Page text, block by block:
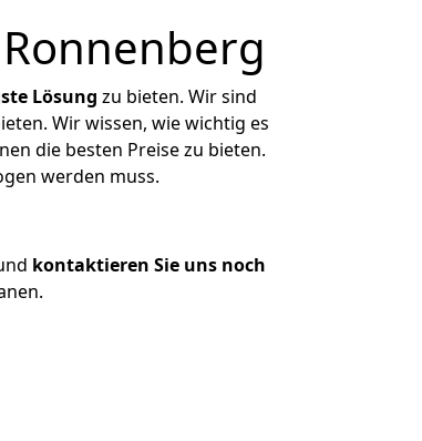
Lösung zu bieten. Wir sind
Wir wissen, wie wichtig es
die besten Preise zu bieten.
werden muss.
kontaktieren Sie uns noch